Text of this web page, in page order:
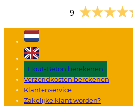
9
Hout-Beton berekenen
Verzendkosten berekenen
Klantenservice
Zakelijke klant worden?